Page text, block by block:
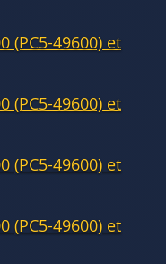
(PC5-49600) et
(PC5-49600) et
(PC5-49600) et
(PC5-49600) et